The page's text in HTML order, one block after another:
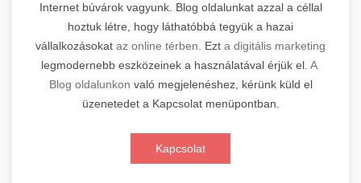
Internet búvárok vagyunk. Blog oldalunkat azzal a céllal
hoztuk létre, hogy láthatóbbá tegyük a hazai
vállalkozásokat az online térben. Ezt a digitális marketing
legmodernebb eszközeinek a használatával érjük el. A
Blog oldalunkon való megjelenéshez, kérünk küld el
üzenetedet a Kapcsolat menüpontban.
Kapcsolat